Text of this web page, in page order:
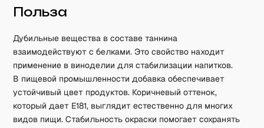
Польза
Дубильные вещества в составе таннина
взаимодействуют с белками. Это свойство находит
применение в виноделии для стабилизации напитков.
В пищевой промышленности добавка обеспечивает
устойчивый цвет продуктов. Коричневый оттенок,
который дает E181, выглядит естественно для многих
видов пищи. Стабильность окраски помогает сохранять